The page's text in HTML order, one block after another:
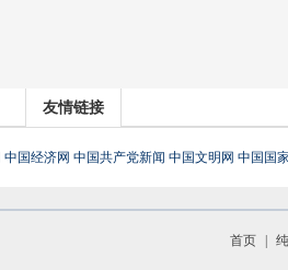
友情链接
中国经济网 中国共产党新闻 中国文明网 中国国
首页